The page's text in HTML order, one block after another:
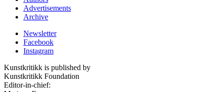
Advertisements
Archive
Newsletter
Facebook
Instagram
Kunstkritikk is published by
Kunstkritikk Foundation
Editor-in-chief: